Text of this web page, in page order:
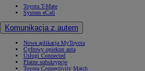
Toyota T-Mate
System eCall
Komunikacja z autem
Nowa aplikacja MyToyota
Cyfrowy opiekun auta
Usługi Connected
Płatne subskrypcje
Toyota Connectivity Match